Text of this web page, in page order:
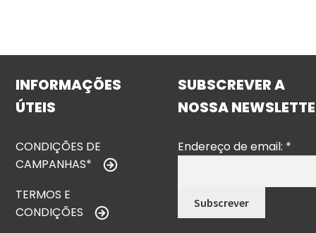
INFORMAÇÕES
ÚTEIS
CONDIÇÕES DE
CAMPANHAS*
TERMOS E
CONDIÇÕES
SUBSCREVER A
NOSSA
Endereço de email: *